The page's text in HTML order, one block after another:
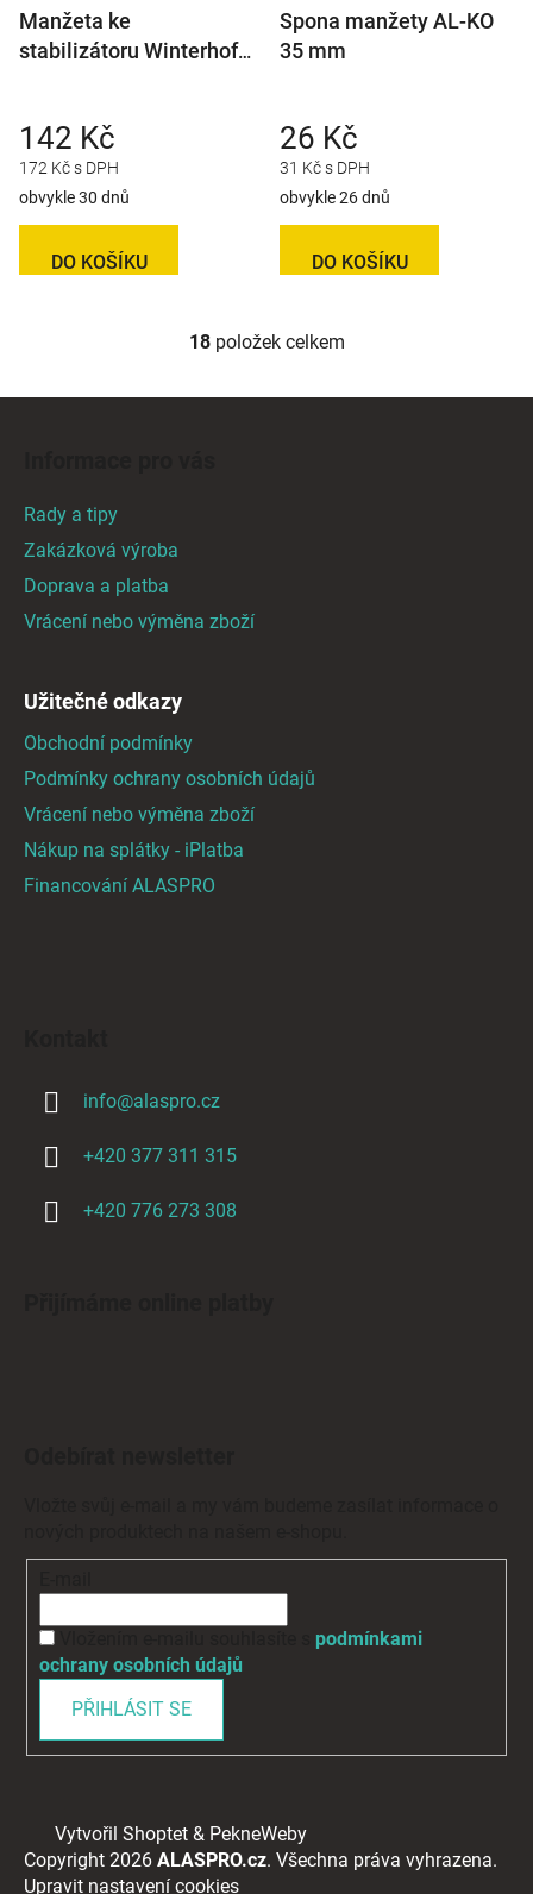
Manžeta ke
stabilizátoru Winterhoff
172 Kč s DPH
142 Kč
obvykle 30 dnů
DO KOŠÍKU
Spona manžety AL-KO
35 mm
31 Kč s DPH
26 Kč
obvykle 26 dnů
DO KOŠÍKU
O
l
i
18položek celkem
Rady a tipy
Zakázková výroba
Doprava a platba
Vrácení nebo výměna zboží
Užitečné odkazy
Obchodní podmínky
Podmínky ochrany osobních údajů
Vrácení nebo výměna zboží
Nákup na splátky - iPlatba
Financování ALASPRO
info@alaspro.cz
+420 377 311 315
+420 776 273 308
podmínkami
ochrany osobních údajů
PŘIHLÁSIT SE
Vytvořil Shoptet & PekneWeby
Copyright 2026 ALASPRO.cz. Všechna práva vyhrazena.
Upravit nastavení cookies